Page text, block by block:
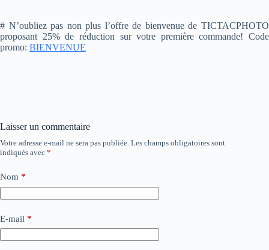
# N’oubliez pas non plus l’offre de bienvenue de TICTACPHOTO
proposant 25% de réduction sur votre première commande! Code
promo: BIENVENUE
Laisser un commentaire
Votre adresse e-mail ne sera pas publiée. Les champs obligatoires sont
indiqués avec *
Nom *
E-mail *